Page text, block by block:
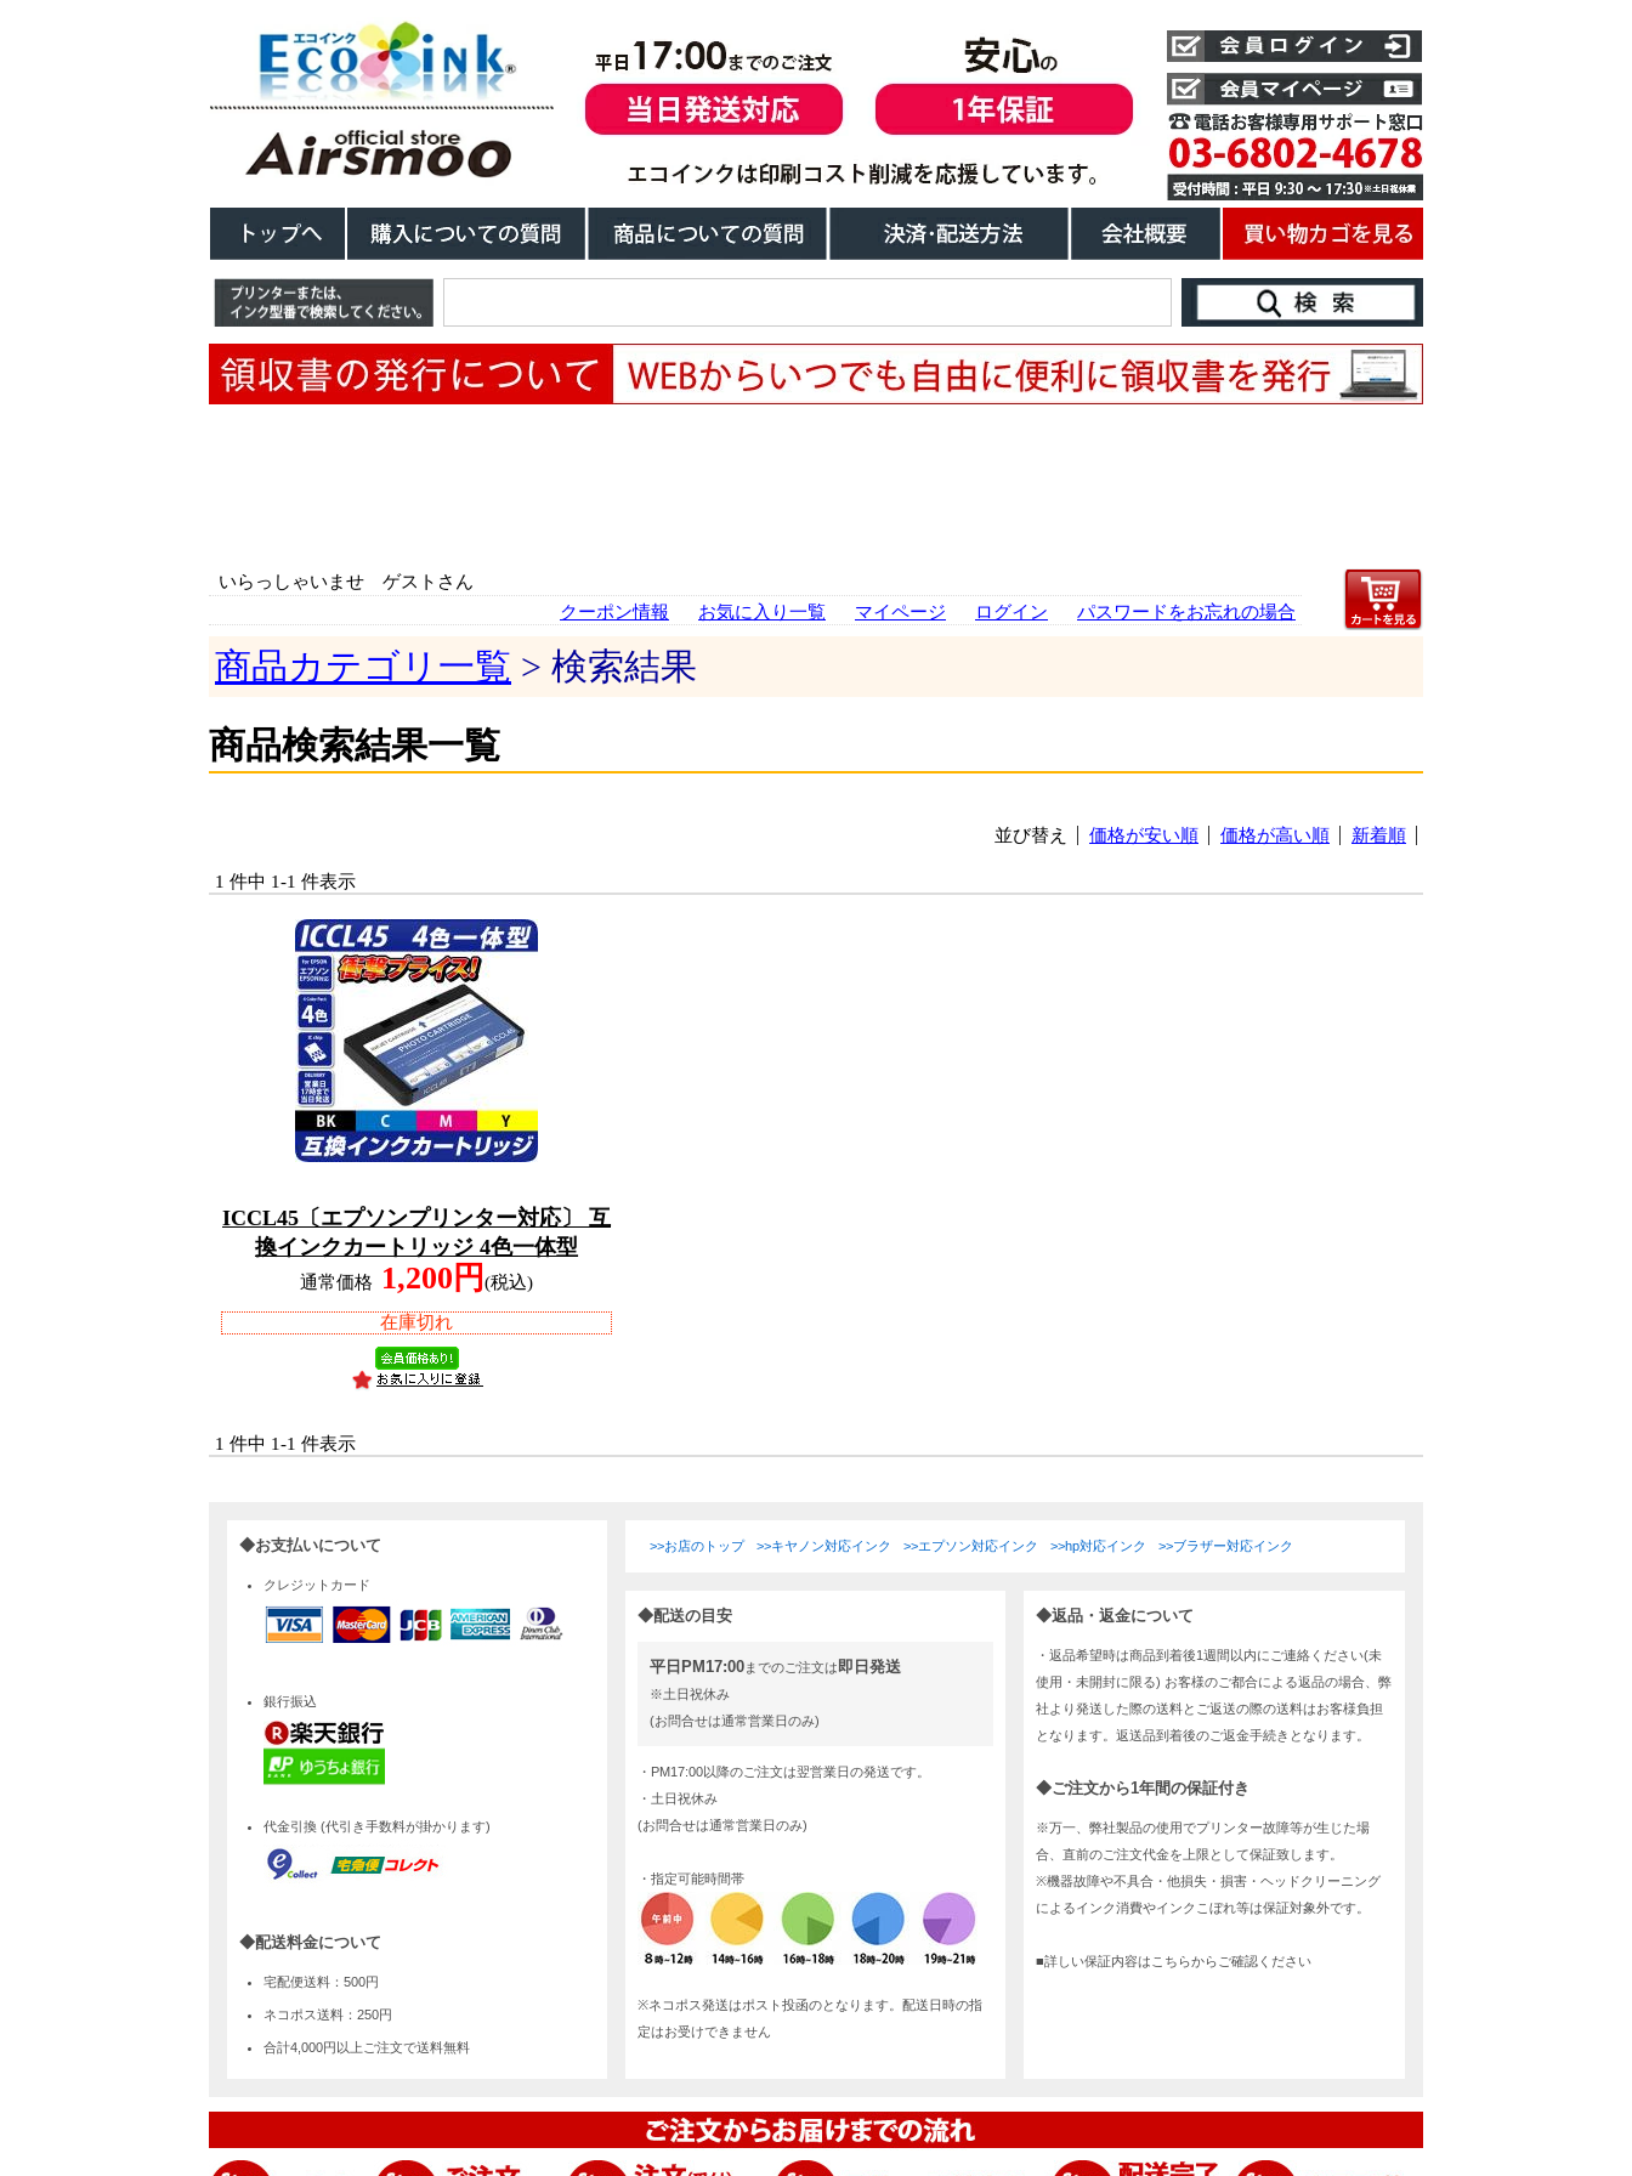
いらっしゃいませ ゲストさん
クーポン情報
お気に入り一覧 マイページ ログイン パスワードをお忘れの場合
商品カテゴリ一覧 > 検索結果
商品検索結果一覧
並び替え 価格が安い順 価格が高い順 新着順
1 件中 1-1 件表示
ICCL45〔エプソンプリンター対応〕 互
換インクカートリッジ 4色一体型
通常価格 1,200円(税込)
在庫切れ
1 件中 1-1 件表示